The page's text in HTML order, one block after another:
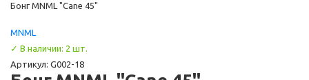
Бонг MNML "Cane 45"
MNML
✓ В наличии: 2 шт.
Артикул: G002-18